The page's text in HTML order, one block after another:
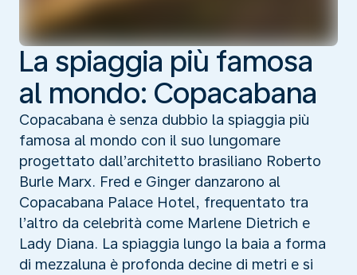
La spiaggia più famosa
al mondo: Copacabana
Copacabana è senza dubbio la spiaggia più
famosa al mondo con il suo lungomare
progettato dall’architetto brasiliano Roberto
Burle Marx. Fred e Ginger danzarono al
Copacabana Palace Hotel, frequentato tra
l’altro da celebrità come Marlene Dietrich e
Lady Diana. La spiaggia lungo la baia a forma
di mezzaluna è profonda decine di metri e si